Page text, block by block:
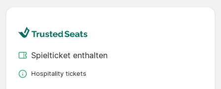
Spielticket enthalten
Hospitality tickets